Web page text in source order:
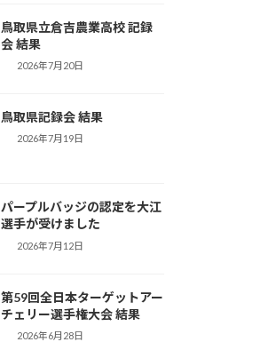
鳥取県立倉吉農業高校 記録
会 結果
2026年7月20日
鳥取県記録会 結果
2026年7月19日
パープルバッジの認定を大江
選手が受けました
2026年7月12日
第59回全日本ターゲットアー
チェリー選手権大会 結果
2026年6月28日